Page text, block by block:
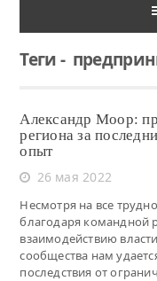
Теги-
Александр Моор:
региона за
опыт
26 мая 2022
Несмотря на все
благодаря командной
взаимодействию
сообщества нам
последствия от